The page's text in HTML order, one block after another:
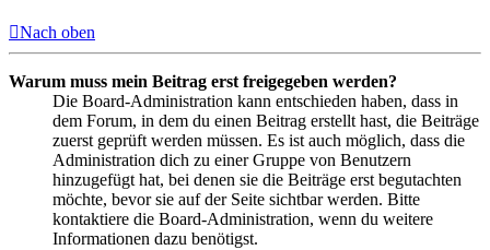
Nach oben
Warum muss mein Beitrag erst freigegeben werden?
Die Board-Administration kann entschieden haben, dass in
dem Forum, in dem du einen Beitrag erstellt hast, die Beiträge
zuerst geprüft werden müssen. Es ist auch möglich, dass die
Administration dich zu einer Gruppe von Benutzern
hinzugefügt hat, bei denen sie die Beiträge erst begutachten
möchte, bevor sie auf der Seite sichtbar werden. Bitte
kontaktiere die Board-Administration, wenn du weitere
Informationen dazu benötigst.